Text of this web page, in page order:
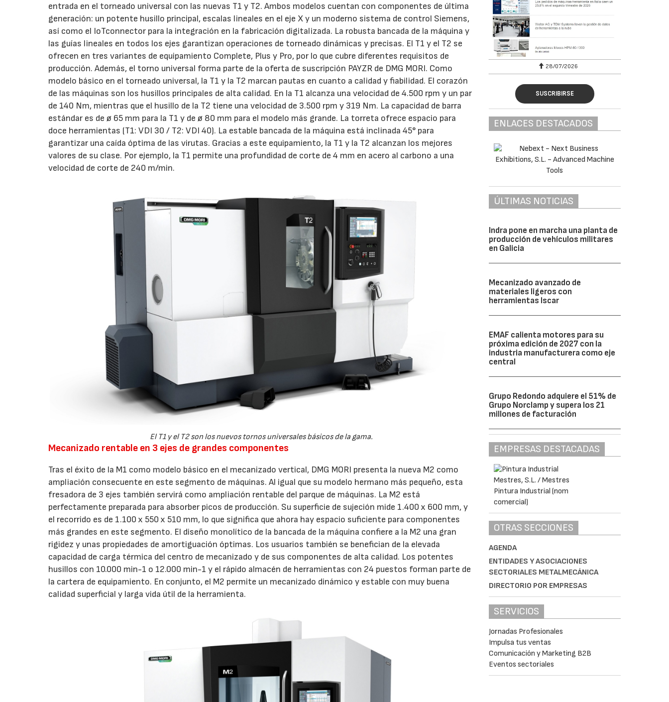
entrada en el torneado universal con las nuevas T1 y T2. Ambos modelos cuentan con componentes de última
generación: un potente husillo principal, escalas lineales en el eje X y un moderno sistema de control Siemens,
así como el IoTconnector para la integración en la fabricación digitalizada. La robusta bancada de la máquina y
las guías lineales en todos los ejes garantizan operaciones de torneado dinámicas y precisas. El T1 y el T2 se
ofrecen en tres variantes de equipamiento Complete, Plus y Pro, por lo que cubre diferentes requisitos de
producción. Además, el torno universal forma parte de la oferta de suscripción PAYZR de DMG MORI. Como
modelo básico en el torneado universal, la T1 y la T2 marcan pautas en cuanto a calidad y fiabilidad. El corazón
de las máquinas son los husillos principales de alta calidad. En la T1 alcanza una velocidad de 4.500 rpm y un par
de 140 Nm, mientras que el husillo de la T2 tiene una velocidad de 3.500 rpm y 319 Nm. La capacidad de barra
estándar es de ø 65 mm para la T1 y de ø 80 mm para el modelo más grande. La torreta ofrece espacio para
doce herramientas (T1: VDI 30 / T2: VDI 40). La estable bancada de la máquina está inclinada 45° para
garantizar una caída óptima de las virutas. Gracias a este equipamiento, la T1 y la T2 alcanzan los mejores
valores de su clase. Por ejemplo, la T1 permite una profundidad de corte de 4 mm en acero al carbono a una
velocidad de corte de 240 m/min.
El T1 y el T2 son los nuevos tornos universales básicos de la gama.
Mecanizado rentable en 3 ejes de grandes componentes
Tras el éxito de la M1 como modelo básico en el mecanizado vertical, DMG MORI presenta la nueva M2 como
ampliación consecuente en este segmento de máquinas. Al igual que su modelo hermano más pequeño, esta
fresadora de 3 ejes también servirá como ampliación rentable del parque de máquinas. La M2 está
perfectamente preparada para absorber picos de producción. Su superficie de sujeción mide 1.400 x 600 mm, y
el recorrido es de 1.100 x 550 x 510 mm, lo que significa que ahora hay espacio suficiente para componentes
más grandes en este segmento. El diseño monolítico de la bancada de la máquina confiere a la M2 una gran
rigidez y unas propiedades de amortiguación óptimas. Los usuarios también se benefician de la elevada
capacidad de carga térmica del centro de mecanizado y de sus componentes de alta calidad. Los potentes
husillos con 10.000 min-1 o 12.000 min-1 y el rápido almacén de herramientas con 24 puestos forman parte de
la cartera de equipamiento. En conjunto, el M2 permite un mecanizado dinámico y estable con muy buena
calidad superficial y larga vida útil de la herramienta.
28/07/2026 30/07/2026 28/07/2026
SUSCRIBIRSE
ENLACES DESTACADOS
ÚLTIMAS NOTICIAS
Indra pone en marcha una planta de
producción de vehículos militares
en Galicia
Mecanizado avanzado de
materiales ligeros con
herramientas Iscar
EMAF calienta motores para su
próxima edición de 2027 con la
industria manufacturera como eje
central
Grupo Redondo adquiere el 51% de
Grupo Norclamp y supera los 21
millones de facturación
EMPRESAS DESTACADAS
OTRAS SECCIONES
AGENDA
ENTIDADES Y ASOCIACIONES
SECTORIALES METALMECÁNICA
DIRECTORIO POR EMPRESAS
SERVICIOS
Jornadas Profesionales
Impulsa tus ventas
Comunicación y Marketing B2B
Eventos sectoriales